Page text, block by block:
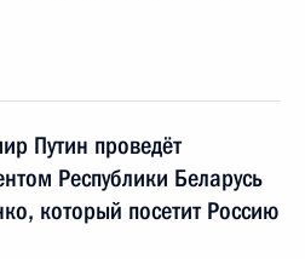
Путин проведёт
Республики Беларусь
который посетит Россию